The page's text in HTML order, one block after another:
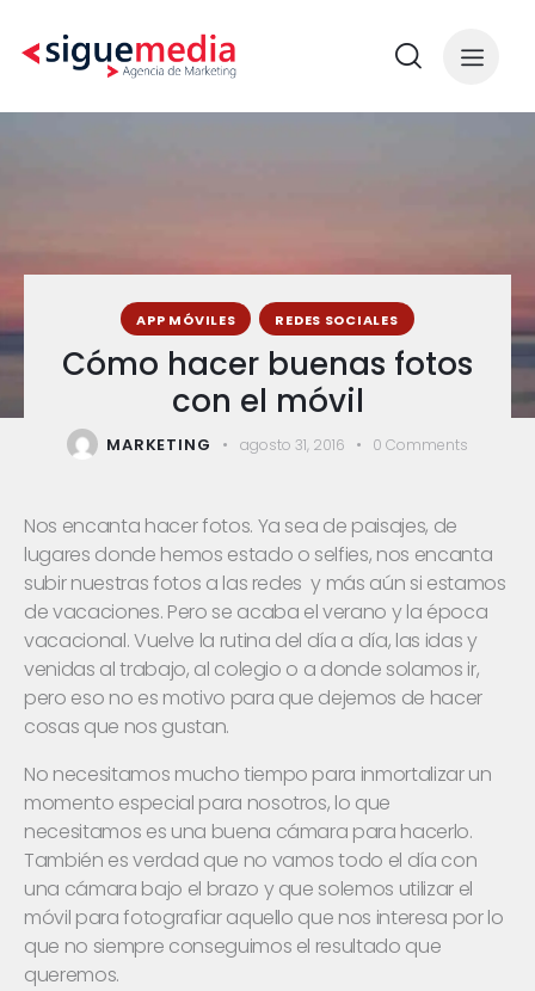
APP MÓVILES REDES SOCIALES
Cómo hacer buenas fotos
con el móvil
MARKETING agosto 31, 2016 0 Comments
Nos encanta hacer fotos. Ya sea de paisajes, de
lugares donde hemos estado o selfies, nos encanta
subir nuestras fotos a las redes y más aún si estamos
de vacaciones. Pero se acaba el verano y la época
vacacional. Vuelve la rutina del día a día, las idas y
venidas al trabajo, al colegio o a donde solamos ir,
pero eso no es motivo para que dejemos de hacer
cosas que nos gustan.
No necesitamos mucho tiempo para inmortalizar un
momento especial para nosotros, lo que
necesitamos es una buena cámara para hacerlo.
También es verdad que no vamos todo el día con
una cámara bajo el brazo y que solemos utilizar el
móvil para fotografiar aquello que nos interesa por lo
que no siempre conseguimos el resultado que
queremos.